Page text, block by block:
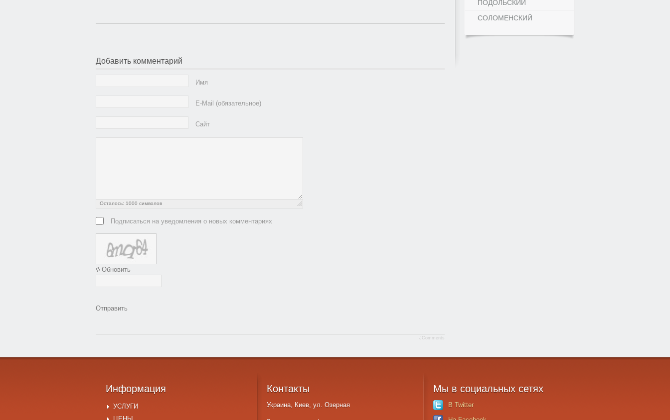
Добавить комментарий
Имя
E-Mail (обязательное)
Сайт
Осталось: 1000 символов
Подписаться на уведомления о новых комментариях
Обновить
Отправить
JComments
ПОДОЛЬСКИЙ
СОЛОМЕНСКИЙ
Информация
УСЛУГИ
Контакты
Украина, Киев, ул. Озерная
Мы в социальных сетях
В Twitter